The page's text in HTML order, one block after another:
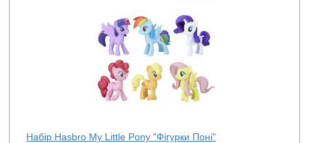
Набір Hasbro My Little Pony "Фігурки Поні"